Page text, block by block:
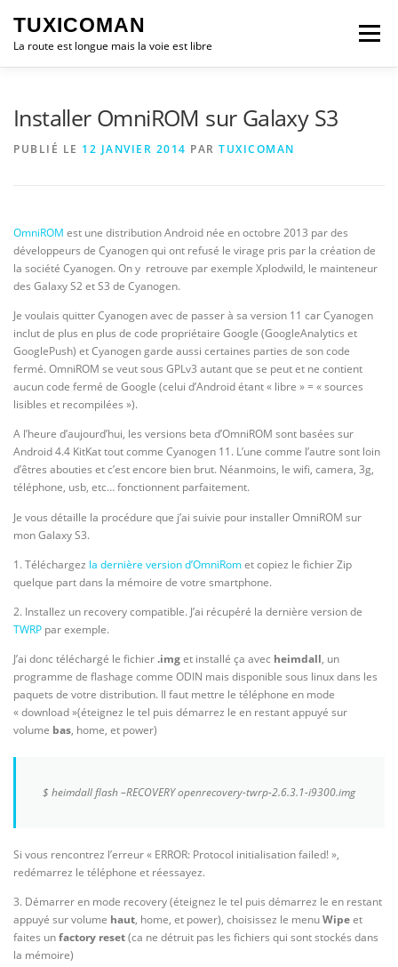
contenu
TUXICOMAN
La route est longue mais la voie est libre
Menu
Installer OmniROM sur Galaxy S3
PUBLIÉ LE 12 JANVIER 2014 PAR TUXICOMAN
OmniROM est une distribution Android née en octobre 2013 par des
développeurs de Cyanogen qui ont refusé le virage pris par la création de
la société Cyanogen. On y retrouve par exemple Xplodwild, le mainteneur
des Galaxy S2 et S3 de Cyanogen.
Je voulais quitter Cyanogen avec de passer à sa version 11 car Cyanogen
inclut de plus en plus de code propriétaire Google (GoogleAnalytics et
GooglePush) et Cyanogen garde aussi certaines parties de son code
fermé. OmniROM se veut sous GPLv3 autant que se peut et ne contient
aucun code fermé de Google (celui d’Android étant « libre » = « sources
lisibles et recompilées »).
A l’heure d’aujourd’hui, les versions beta d’OmniROM sont basées sur
Android 4.4 KitKat tout comme Cyanogen 11. L’une comme l’autre sont loin
d’êtres abouties et c’est encore bien brut. Néanmoins, le wifi, camera, 3g,
téléphone, usb, etc… fonctionnent parfaitement.
Je vous détaille la procédure que j’ai suivie pour installer OmniROM sur
mon Galaxy S3.
1. Téléchargez la dernière version d’OmniRomet copiez le fichier Zip
quelque part dans la mémoire de votre smartphone.
2. Installez un recovery compatible. J’ai récupéré la dernière version de
TWRP par exemple.
J’ai donc téléchargé le fichier .imget installé ça avec heimdall, un
programme de flashage comme ODIN mais disponible sous linux dans les
paquets de votre distribution. Il faut mettre le téléphone en mode
« download »(éteignez le tel puis démarrez le en restant appuyé sur
volume bas, home, et power)
$ heimdall flash –RECOVERY openrecovery-twrp-2.6.3.1-i9300.img
Si vous rencontrez l’erreur « ERROR: Protocol initialisation failed! »,
redémarrez le téléphone et réessayez.
3. Démarrer en mode recovery (éteignez le tel puis démarrez le en restant
appuyé sur volume haut, home, et power), choisissez le menuWipeet
faites unfactory reset(ca ne détruit pas les fichiers qui sont stockés dans
la mémoire)